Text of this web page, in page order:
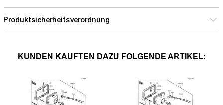
Produktsicherheitsverordnung
KUNDEN KAUFTEN DAZU FOLGENDE ARTIKEL: